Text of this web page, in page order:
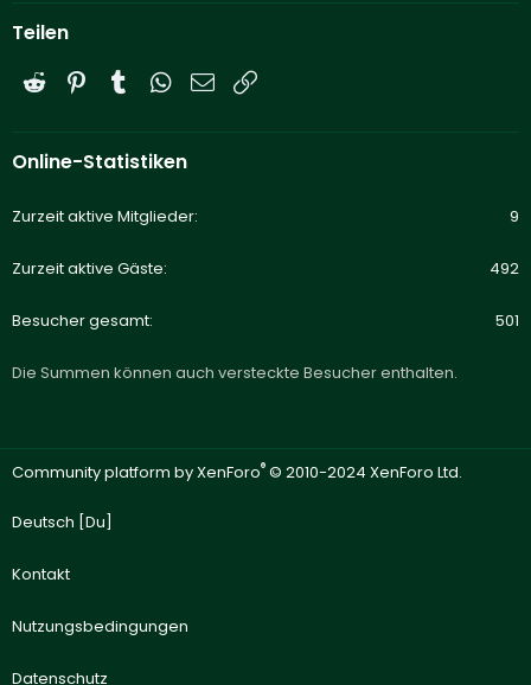
Teilen
Reddit PinterestTumblrWhatsApp
E-Mail
Online-Statistiken
Zurzeit aktive Mitglieder 9
Zurzeit aktive Gäste 492
Besucher gesamt 501
Die Summen können auch versteckte Besucher enthalten.
Community platform by XenForo® © 2010-2024 XenForo Ltd.
Deutsch [Du]
Kontakt
Nutzungsbedingungen
Datenschutz